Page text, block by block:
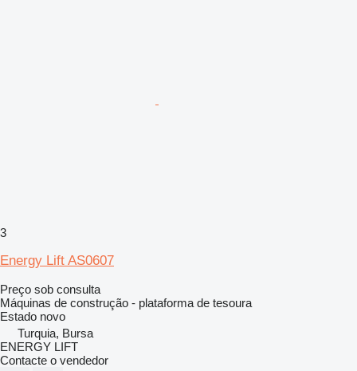
3
Energy Lift AS0607
Preço sob consulta
Máquinas de construção - plataforma de tesoura
Estado novo
Turquia, Bursa
ENERGY LIFT
Contacte o vendedor